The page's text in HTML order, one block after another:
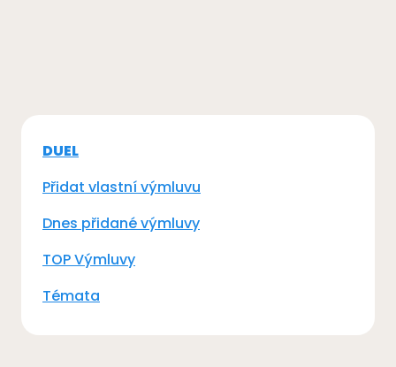
DUEL
Přidat vlastní výmluvu
Dnes přidané výmluvy
TOP Výmluvy
Témata